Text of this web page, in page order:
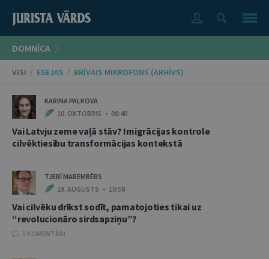
DOMNĪCA
VISI / ESEJAS / BRĪVAIS MIKROFONS (ARHĪVS)
KARINA PALKOVA
10. OKTOBRIS • 08:48
Vai Latvju zeme vaļā stāv? Imigrācijas kontrole
cilvēktiesību transformācijas kontekstā
TJERĪ MAREMBĒRS
19. AUGUSTS • 10:58
Vai cilvēku drīkst sodīt, pamatojoties tikai uz
“revolucionāro sirdsapziņu”?
5 KOMENTĀRI